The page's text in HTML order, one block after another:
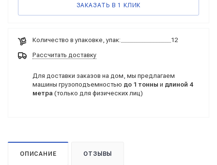
ЗАКАЗАТЬ В 1 КЛИК
Количество в упаковке, упак: 12
Рассчитать доставку
Для доставки заказов на дом, мы предлагаем
машины грузоподъемностью до 1 тонны и длиной 4
метра (только для физических лиц)
ОПИСАНИЕ ОТЗЫВЫ